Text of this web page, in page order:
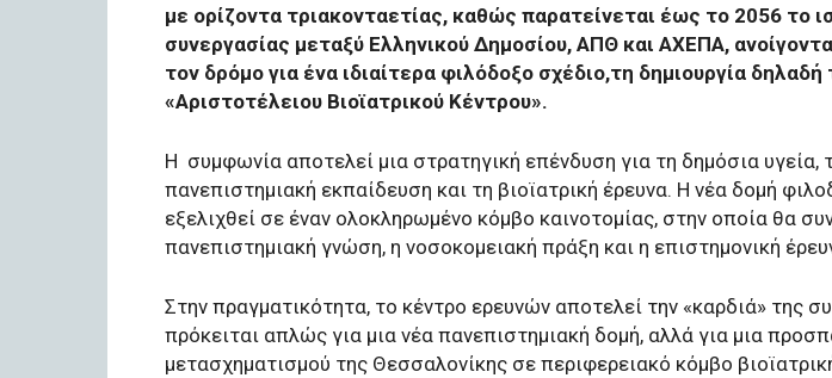
με ορίζοντα τριακονταετίας, καθώς παρατείνεται έως το 2056 το
συνεργασίας μεταξύ Ελληνικού Δημοσίου, ΑΠΘ και ΑΧΕΠΑ,
τον δρόμο για ένα ιδιαίτερα φιλόδοξο σχέδιο,τη δημιουργία δηλαδή
«Αριστοτέλειου Βιοϊατρικού Κέντρου».
Η συμφωνία αποτελεί μια στρατηγική επένδυση για τη δημόσια υγεία,
πανεπιστημιακή εκπαίδευση και τη βιοϊατρική έρευνα. Η νέα δομή
εξελιχθεί σε έναν ολοκληρωμένο κόμβο καινοτομίας, στην οποία θα
πανεπιστημιακή γνώση, η νοσοκομειακή πράξη και η επιστημονική
Στην πραγματικότητα, το κέντρο ερευνών αποτελεί την «καρδιά» της
πρόκειται απλώς για μια νέα πανεπιστημιακή δομή, αλλά για μια
μετασχηματισμού της Θεσσαλονίκης σε περιφερειακό κόμβο